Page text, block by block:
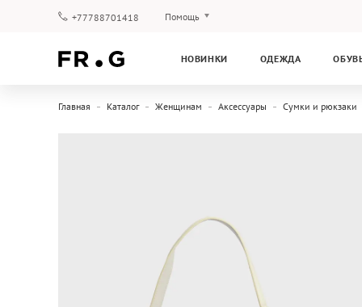
+77788701418 Помощь
НОВИНКИ ОДЕЖДА
Главная Каталог Женщинам Аксессуары Сумки и рюкзаки